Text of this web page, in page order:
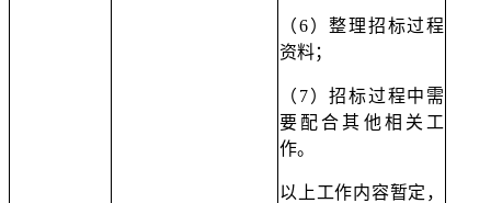
（6）整理招标过程
资料；
（ 7）招标过程中需
要配合其他相关工
作。
以上工作内容暂定，